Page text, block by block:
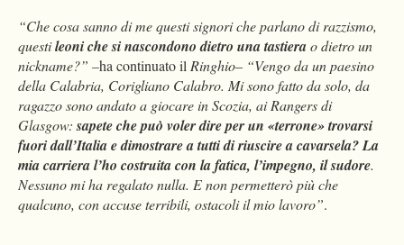
“Che cosa sanno di me questi signori che parlano di razzismo,
questileoni che si nascondono dietro una tastierao dietro un
nickname?” –ha continuato ilRinghio– “Vengo da un paesino
della Calabria, Corigliano Calabro. Mi sono fatto da solo, da
ragazzo sono andato a giocare in Scozia, ai Rangers di
Glasgow:sapete che può voler dire per un «terrone» trovarsi
fuori dall’Italia e dimostrare a tutti di riuscire a cavarsela?La
mia carriera l’ho costruita con la fatica, l’impegno, il sudore.
Nessuno mi ha regalato nulla. E non permetterò più che
qualcuno, con accuse terribili, ostacoli il mio lavoro”.